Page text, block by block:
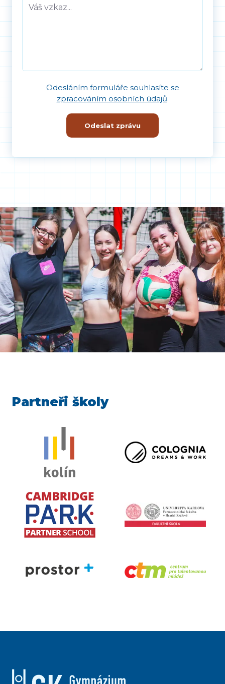
Odesláním formuláře souhlasíte se
zpracováním osobních údajů.
Odeslat zprávu
Partneři školy